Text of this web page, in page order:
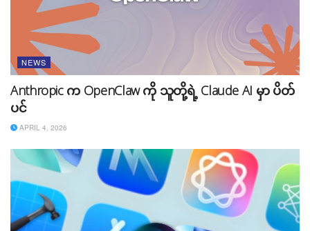
NEWS
Anthropic က OpenClaw ကို သူတို့ရဲ့ Claude AI မှာ ပိတ်
ပင်
APRIL 4, 2026